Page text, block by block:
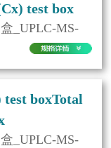
test box
_UPLC-MS-
test boxTotal
_UPLC-MS-